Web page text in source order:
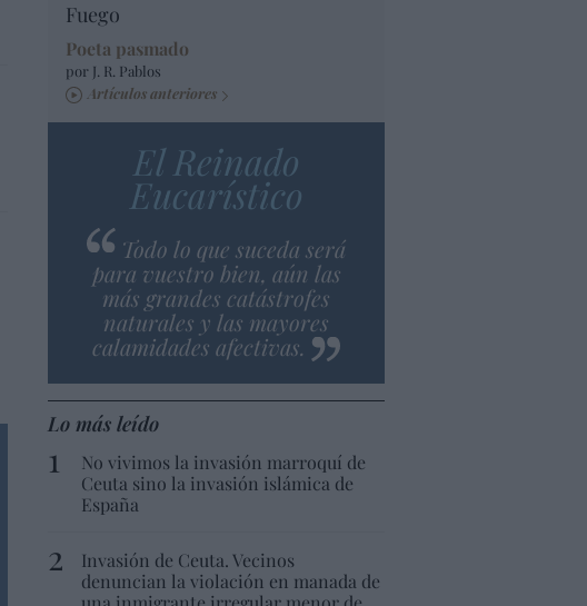
Fuego
Poeta pasmado
por J. R. Pablos
Artículos anteriores
El Reinado
Eucarístico
Todo lo que suceda será
para vuestro bien, aún las
más grandes catástrofes
naturales y las mayores
calamidades afectivas.
Lo más leído
No vivimos la invasión marroquí de
Ceuta sino la invasión islámica de
España
Invasión de Ceuta. Vecinos
denuncian la violación en manada de